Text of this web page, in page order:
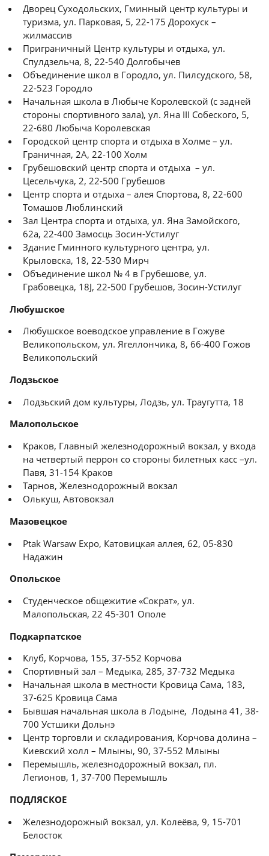
Дворец Суходольских, Гминный центр культуры и
туризма, ул. Парковая, 5, 22-175 Дорохуск –
жилмассив
Приграничный Центр культуры и отдыха, ул.
Спулдзельча, 8, 22-540 Долгобычев
Объединение школ в Городло, ул. Пилсудского, 58,
22-523 Городло
Начальная школа в Любыче Королевской (с задней
стороны спортивного зала), ул. Яна III Собеского, 5,
22-680 Любыча Королевская
Городской центр спорта и отдыха в Холме – ул.
Граничная, 2A, 22-100 Холм
Грубешовский центр спорта и отдыха – ул.
Цесельчука, 2, 22-500 Грубешов
Центр спорта и отдыха – алея Спортова, 8, 22-600
Томашов Люблинский
Зал Центра спорта и отдыха, ул. Яна Замойского,
62a, 22-400 Замосць Зосин-Устилуг
Здание Гминного культурного центра, ул.
Крыловска, 18, 22-530 Мирч
Объединение школ № 4 в Грубешове, ул.
Грабовецка, 18J, 22-500 Грубешов, Зосин-Устилуг
Любушское
Любушское воеводское управление в Гожуве
Великопольском, ул. Ягеллончика, 8, 66-400 Гожов
Великопольский
Лодзьское
Лодзьский дом культуры, Лодзь, ул. Траугутта, 18
Малопольское
Краков, Главный железнодорожный вокзал, у входа
на четвертый перрон со стороны билетных касс –ул.
Павя, 31-154 Краков
Тарнов, Железнодорожный вокзал
Олькуш, Автовокзал
Мазовецкое
Ptak Warsaw Expo, Катовицкая аллея, 62, 05-830
Надажин
Опольское
Студенческое общежитие «Сократ», ул.
Малопольская, 22 45-301 Ополе
Подкарпатское
Клуб, Корчова, 155, 37-552 Корчова
Спортивный зал – Медыка, 285, 37-732 Медыка
Начальная школа в местности Кровица Сама, 183,
37-625 Кровица Сама
Бывшая начальная школа в Лодыне, Лодына 41, 38-
700 Устшики Дольнэ
Центр торговли и складирования, Корчова долина –
Киевский холл – Млыны, 90, 37-552 Млыны
Перемышль, железнодорожный вокзал, пл.
Легионов, 1, 37-700 Перемышль
ПОДЛЯСКОЕ
Железнодорожный вокзал, ул. Колеёва, 9, 15-701
Белосток